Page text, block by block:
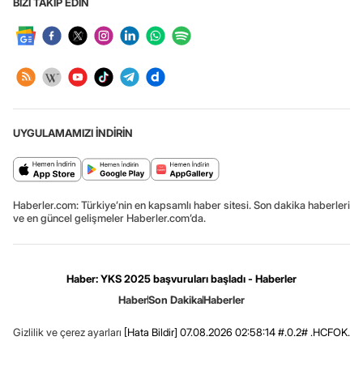
BİZİ TAKİP EDİN
UYGULAMAMIZI İNDİRİN
Haberler.com: Türkiye’nin en kapsamlı haber sitesi. Son dakika haberleri
ve en güncel gelişmeler Haberler.com’da.
Haber: YKS 2025 başvuruları başladı - Haberler
HaberSon DakikaHaberler
Gizlilik ve çerez ayarları [Hata Bildir] 07.08.2026 02:58:14 #.0.2# .HCFOK.